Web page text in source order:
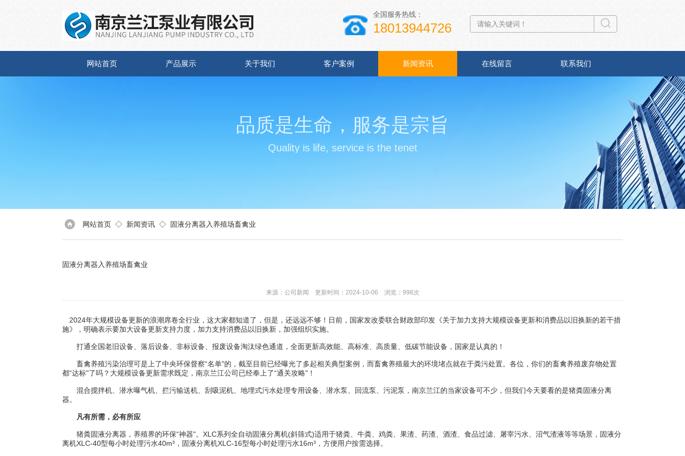
全国服务热线：
18013944726
网站首页 产品展示 关于我们 客户案例 新闻资讯 在线留言 联系我们
品质是生命，服务是宗旨
Quality is life, service is the tenet
网站首页 ◇ 新闻资讯 ◇ 固液分离器入养殖场畜禽业
固液分离器入养殖场畜禽业
来源：公司新闻 更新时间：2024-10-06 浏览：998次
2024年大规模设备更新的浪潮席卷全行业，这大家都知道了，但是，还远远不够！日前，国家发改委联合财政部印发《关于加力支持大规模设备更新和消费品以旧换新的若干措
施》，明确表示要加大设备更新支持力度，加力支持消费品以旧换新，加强组织实施。
打通全国老旧设备、落后设备、非标设备、报废设备淘汰绿色通道，全面更新高效能、高标准、高质量、低碳节能设备，国家是认真的！
畜禽养殖污染治理可是上了中央环保督察“名单"的，截至目前已经曝光了多起相关典型案例，而畜禽养殖最大的环境堵点就在于粪污处置。各位，你们的畜禽养殖废弃物处置
都“达标"了吗？大规模设备更新需求既定，南京兰江公司已经奉上了“通关攻略"！
混合搅拌机、潜水曝气机、拦污输送机、刮吸泥机、地埋式污水处理专用设备、潜水泵、回流泵、污泥泵，南京兰江的当家设备可不少，但我们今天要看的是猪粪固液分离
器。
凡有所需，必有所应
猪粪固液分离器，养殖界的环保“神器"。XLC系列全自动固液分离机(斜筛式)适用于猪粪、牛粪、鸡粪、果渣、药渣、酒渣、食品过滤、屠宰污水、沼气渣液等等场景，固液分
离机XLC-40型每小时处理污水40m³，固液分离机XLC-16型每小时处理污水16m³，方便用户按需选择。